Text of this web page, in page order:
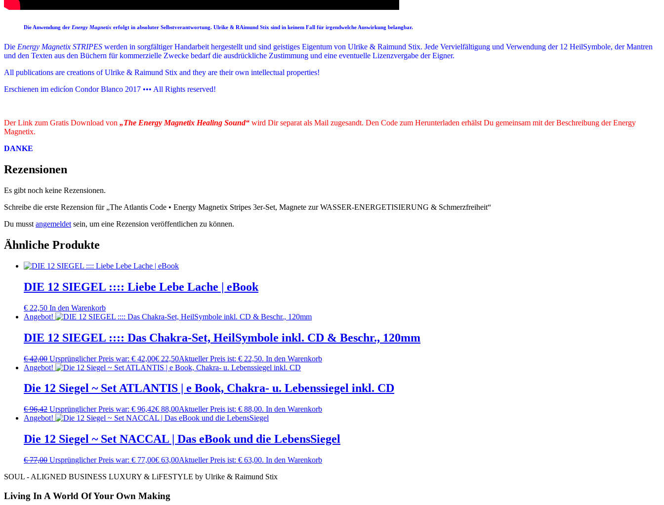
Die Anwendung der Energy Magnetix erfolgt in absoluter Selbstverantwortung. Ulrike & RAimund Stix sind in keinem Fall für irgendwelche Auswirkung belangbar.
Die Energy Magnetix STRIPES werden in sorgfältiger Handarbeit hergestellt und sind geistiges Eigentum von Ulrike & Raimund Stix. Jede Vervielfältigung und Verwendung der 12 HeilSymbole, der Mantren
und den Texten aus den Büchern für kommerzielle Zwecke bedarf die ausdrückliche Zustimmung und eine eventuelle Lizenzvergabe der Eigner.
All publications are creations of Ulrike & Raimund Stix and they are their own intellectual properties!
Erschienen im edicíon Condor Blanco 2017 ••• All Rights reserved!
Der Link zum Gratis Download von „The Energy Magnetix Healing Sound“ wird Dir separat als Mail zugesandt. Den Code zum Herunterladen erhälst Du gemeinsam mit der Beschreibung der Energy
Magnetix.
DANKE
Rezensionen
Es gibt noch keine Rezensionen.
Schreibe die erste Rezension für „The Atlantis Code • Energy Magnetix Stripes 3er-Set, Magnete zur WASSER-ENERGETISIERUNG & Schmerzfreiheit“
Du musst angemeldet sein, um eine Rezension veröffentlichen zu können.
Ähnliche Produkte
DIE 12 SIEGEL :::: Liebe Lebe Lache | eBook
€ 22,50 In den Warenkorb
Angebot!
DIE 12 SIEGEL :::: Das Chakra-Set, HeilSymbole inkl. CD & Beschr., 120mm
€42,00 Ursprünglicher Preis war: € 42,00€ 22,50Aktueller Preis ist: € 22,50. In den Warenkorb
Angebot!
Die 12 Siegel ~ Set ATLANTIS | e Book, Chakra- u. Lebenssiegel inkl. CD
€96,42 Ursprünglicher Preis war: € 96,42€ 88,00Aktueller Preis ist: € 88,00. In den Warenkorb
Angebot!
Die 12 Siegel ~ Set NACCAL | Das eBook und die LebensSiegel
€77,00 Ursprünglicher Preis war: € 77,00€ 63,00Aktueller Preis ist: € 63,00. In den Warenkorb
SOUL - ALIGNED BUSINESS LUXURY & LiFESTYLE by Ulrike & Raimund Stix
Living In A World Of Your Own Making